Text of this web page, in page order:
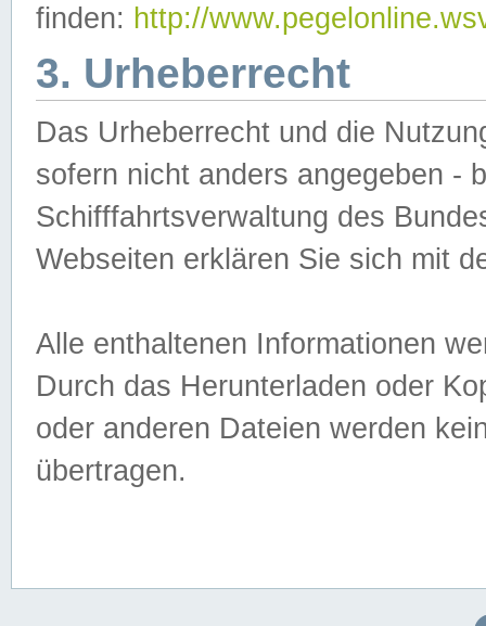
finden: http://
3. Urheberrecht
Das Urheberrecht und die
sofern nicht anders angegeben -
Schifffahrtsverwaltung des
Webseiten erklären Sie sich mit
Alle enthaltenen Informationen
Durch das Herunterladen oder
oder anderen Dateien werden
übertragen.